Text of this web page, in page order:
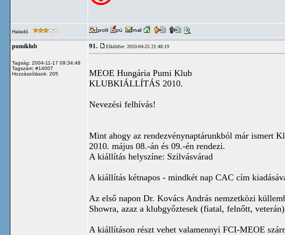
Haladó
pumiklub
Tagság: 2004-11-17 09:34:48
Tagszám: #14007
Hozzászólások: 205
91. Elküldve: 2010-04-25 21:48:19
MEOE Hungária Pumi Klub
KLUBKIÁLLÍTÁS 2010.
Nevezési felhívás!
Mint ahogy az rendezvénynaptárunkból már ismert
2010. május 08.-án és 09.-én rendezi.
A kiállítás helyszíne: Szilvásvárad
A kiállítás kétnapos - mindkét nap CAC cím
Az első napon Dr. Kovács András nemzetközi
Showra, azaz a klubgyőztesek (fiatal, felnőtt,
A kiállításon részt vehet valamennyi FCI-MEOE